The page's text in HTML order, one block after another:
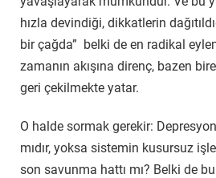
hızla devindiği, dikkatlerin
bir çağda” belki de en radikal
zamanın akışına direnç, bazen
geri çekilmekte yatar.
O halde sormak gerekir:
mıdır, yoksa sistemin kusursuz
son savunma hattı mı? Belki de